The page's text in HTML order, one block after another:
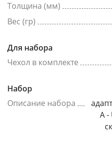
Толщина (мм)
Вес (гр)
Для набора
Чехол в комплекте
Набор
Описание набора
A -